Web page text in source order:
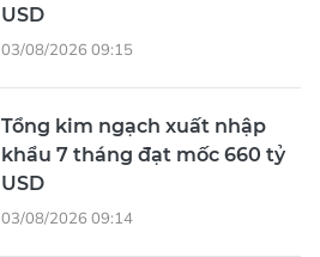
USD
03/08/2026 09:15
Tổng kim ngạch xuất nhập
khẩu 7 tháng đạt mốc 660 tỷ
USD
03/08/2026 09:14